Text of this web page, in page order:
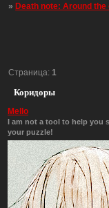
»Death note: Around
Коридоры
Страница: 1
Mello
I am not a tool to help you
your puzzle!